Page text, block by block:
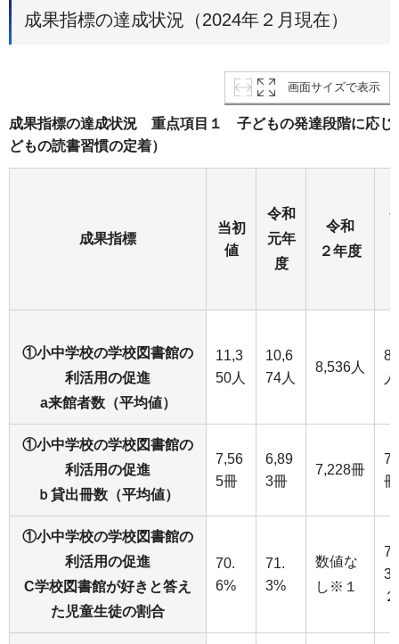
成果指標の達成状況（2024年２月現在）
画面サイズで表示
成果指標の達成状況 重点項目１ 子どもの発達段階に応じ
どもの読書習慣の定着）
成果指標
当初
値
令和
元年
度
令和
２年度
①小中学校の学校図書館の
利活用の促進
a来館者数（平均値）
11,3
50人
10,6
74人
8,536人
人
①小中学校の学校図書館の
利活用の促進
ｂ貸出冊数（平均値）
7,56
5冊
6,89
3冊
7,228冊
冊
①小中学校の学校図書館の
利活用の促進
C学校図書館が好きと答え
た児童生徒の割合
70.
6%
71.
3%
数値な
し※１
２